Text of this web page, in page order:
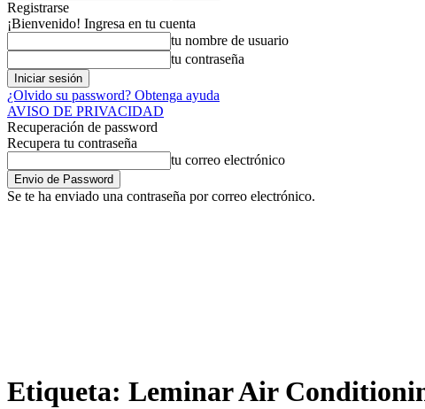
Registrarse
¡Bienvenido! Ingresa en tu cuenta
tu nombre de usuario
tu contraseña
¿Olvido su password? Obtenga ayuda
AVISO DE PRIVACIDAD
Recuperación de password
Recupera tu contraseña
tu correo electrónico
Se te ha enviado una contraseña por correo electrónico.
Etiqueta: Leminar Air